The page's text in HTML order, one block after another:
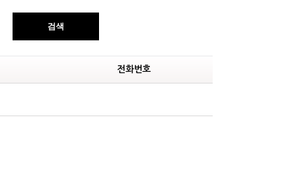
검색
전화번호